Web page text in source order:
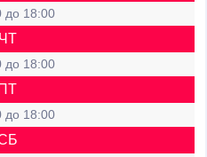
до 18:00
ЧТ
до 18:00
ПТ
до 18:00